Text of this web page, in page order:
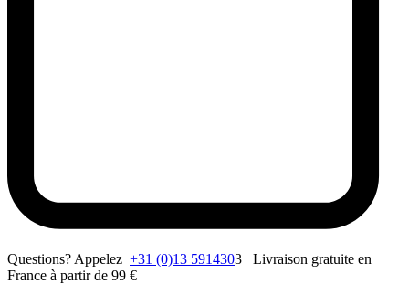
Questions? Appelez +31 (0)13 5914303 Livraison gratuite en
France à partir de 99 €